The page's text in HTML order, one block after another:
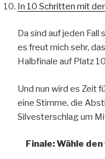
In 10 Schritten mit
Da sind auf jeden
es freut mich sehr,
Halbfinale auf Platz
Und nun wird es Zeit
eine Stimme, die
Silvesterschlag um
Finale: Wähle